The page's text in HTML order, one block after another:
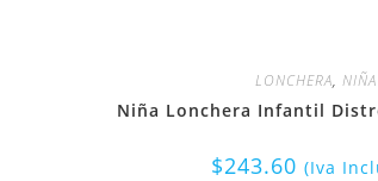
LONCHERA,NIÑA
Niña Lonchera Infantil
$243.60 (Iva